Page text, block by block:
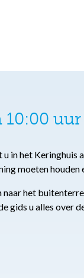
10:00
u in het
moeten
naar het
gids u alles over